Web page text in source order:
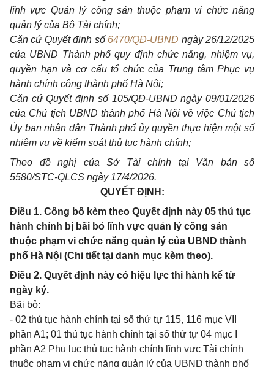
lĩnh vực Quản lý công sản thuộc phạm vi chức năng
quản lý của Bộ Tài chính;
Căn cứ Quyết định số 6470/QĐ-UBND ngày 26/12/2025
của UBND Thành phố quy định chức năng, nhiệm vụ,
quyền hạn và cơ cấu tổ chức của Trung tâm Phục vụ
hành chính công thành phố Hà Nội;
Căn cứ Quyết định số 105/QĐ-UBND ngày 09/01/2026
của Chủ tịch UBND thành phố Hà Nội về việc Chủ tịch
Ủy ban nhân dân Thành phố ủy quyền thực hiện một số
nhiệm vụ về kiểm soát thủ tục hành chính;
Theo đề nghị của Sở Tài chính tại Văn bản số
5580/STC-QLCS ngày 17/4/2026.
QUYẾT ĐỊNH:
Điều 1. Công bố kèm theo Quyết định này 05 thủ tục
hành chính bị bãi bỏ lĩnh vực quản lý công sản
thuộc phạm vi chức năng quản lý của UBND thành
phố Hà Nội (Chi tiết tại danh mục kèm theo).
Điều 2. Quyết định này có hiệu lực thi hành kể từ
ngày ký.
Bãi bỏ:
- 02 thủ tục hành chính tại số thứ tự 115, 116 mục VII
phần A1; 01 thủ tục hành chính tại số thứ tự 04 mục I
phần A2 Phụ lục thủ tục hành chính lĩnh vực Tài chính
thuộc phạm vi chức năng quản lý của UBND thành phố